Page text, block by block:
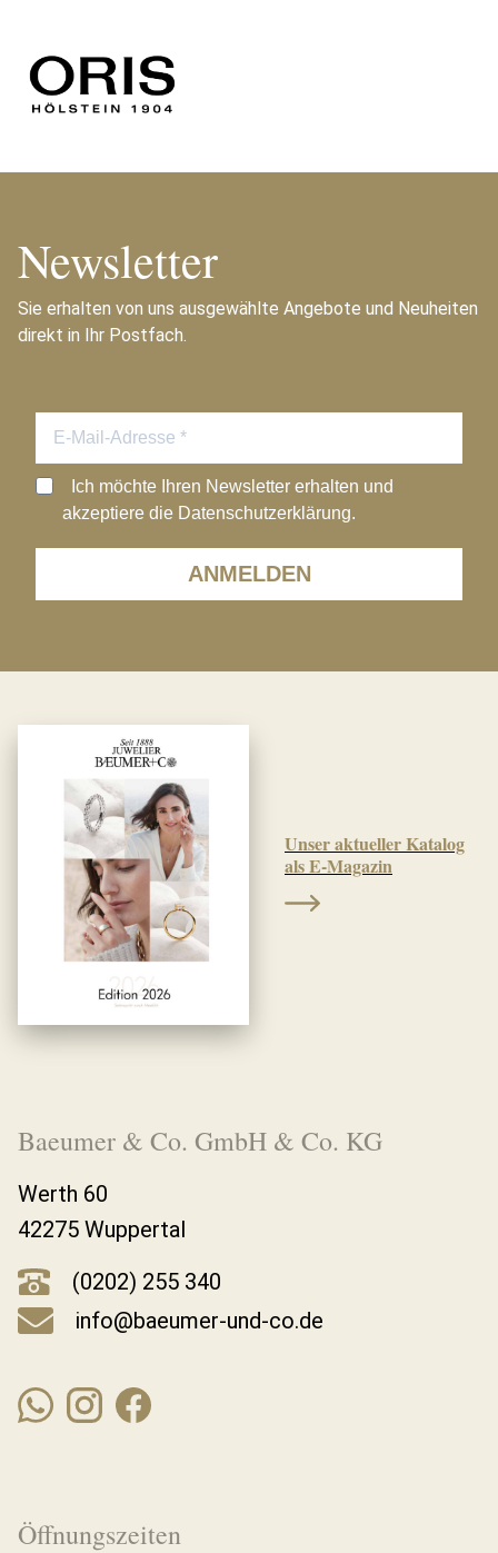
Newsletter
Sie erhalten von uns ausgewählte Angebote und Neuheiten
direkt in Ihr Postfach.
ANMELDEN
Ich möchte Ihren Newsletter erhalten und
akzeptiere die Datenschutzerklärung.
Unser aktueller Katalog
als E-Magazin
Baeumer & Co. GmbH & Co. KG
Werth 60
42275 Wuppertal
(0202) 255 340
info@baeumer-und-co.de
Öffnungszeiten